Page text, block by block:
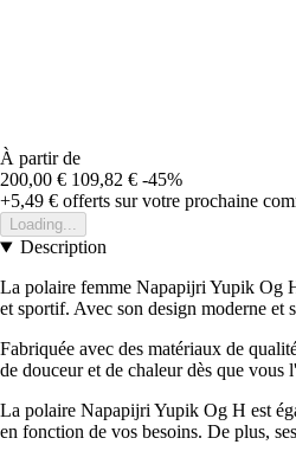
À partir de
200,00 € 109,82 € -45%
+5,49 € offerts sur votre prochaine
Loading...
Description
La polaire femme Napapijri Yupik Og
et sportif. Avec son design moderne et
Fabriquée avec des matériaux de
de douceur et de chaleur dès que vous
La polaire Napapijri Yupik Og H est
en fonction de vos besoins. De plus,